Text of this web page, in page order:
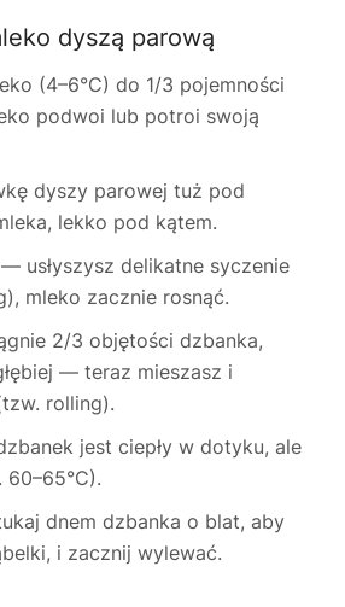
dyszą parową
(4–6°C) do 1/3 pojemności
podwoi lub potroi swoją
dyszy parowej tuż pod
lekko pod kątem.
usłyszysz delikatne syczenie
mleko zacznie rosnąć.
2/3 objętości dzbanka,
— teraz mieszasz i
rolling).
jest ciepły w dotyku, ale
dnem dzbanka o blat, aby
i zacznij wylewać.